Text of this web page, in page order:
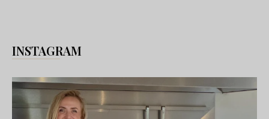
INSTAGRAM